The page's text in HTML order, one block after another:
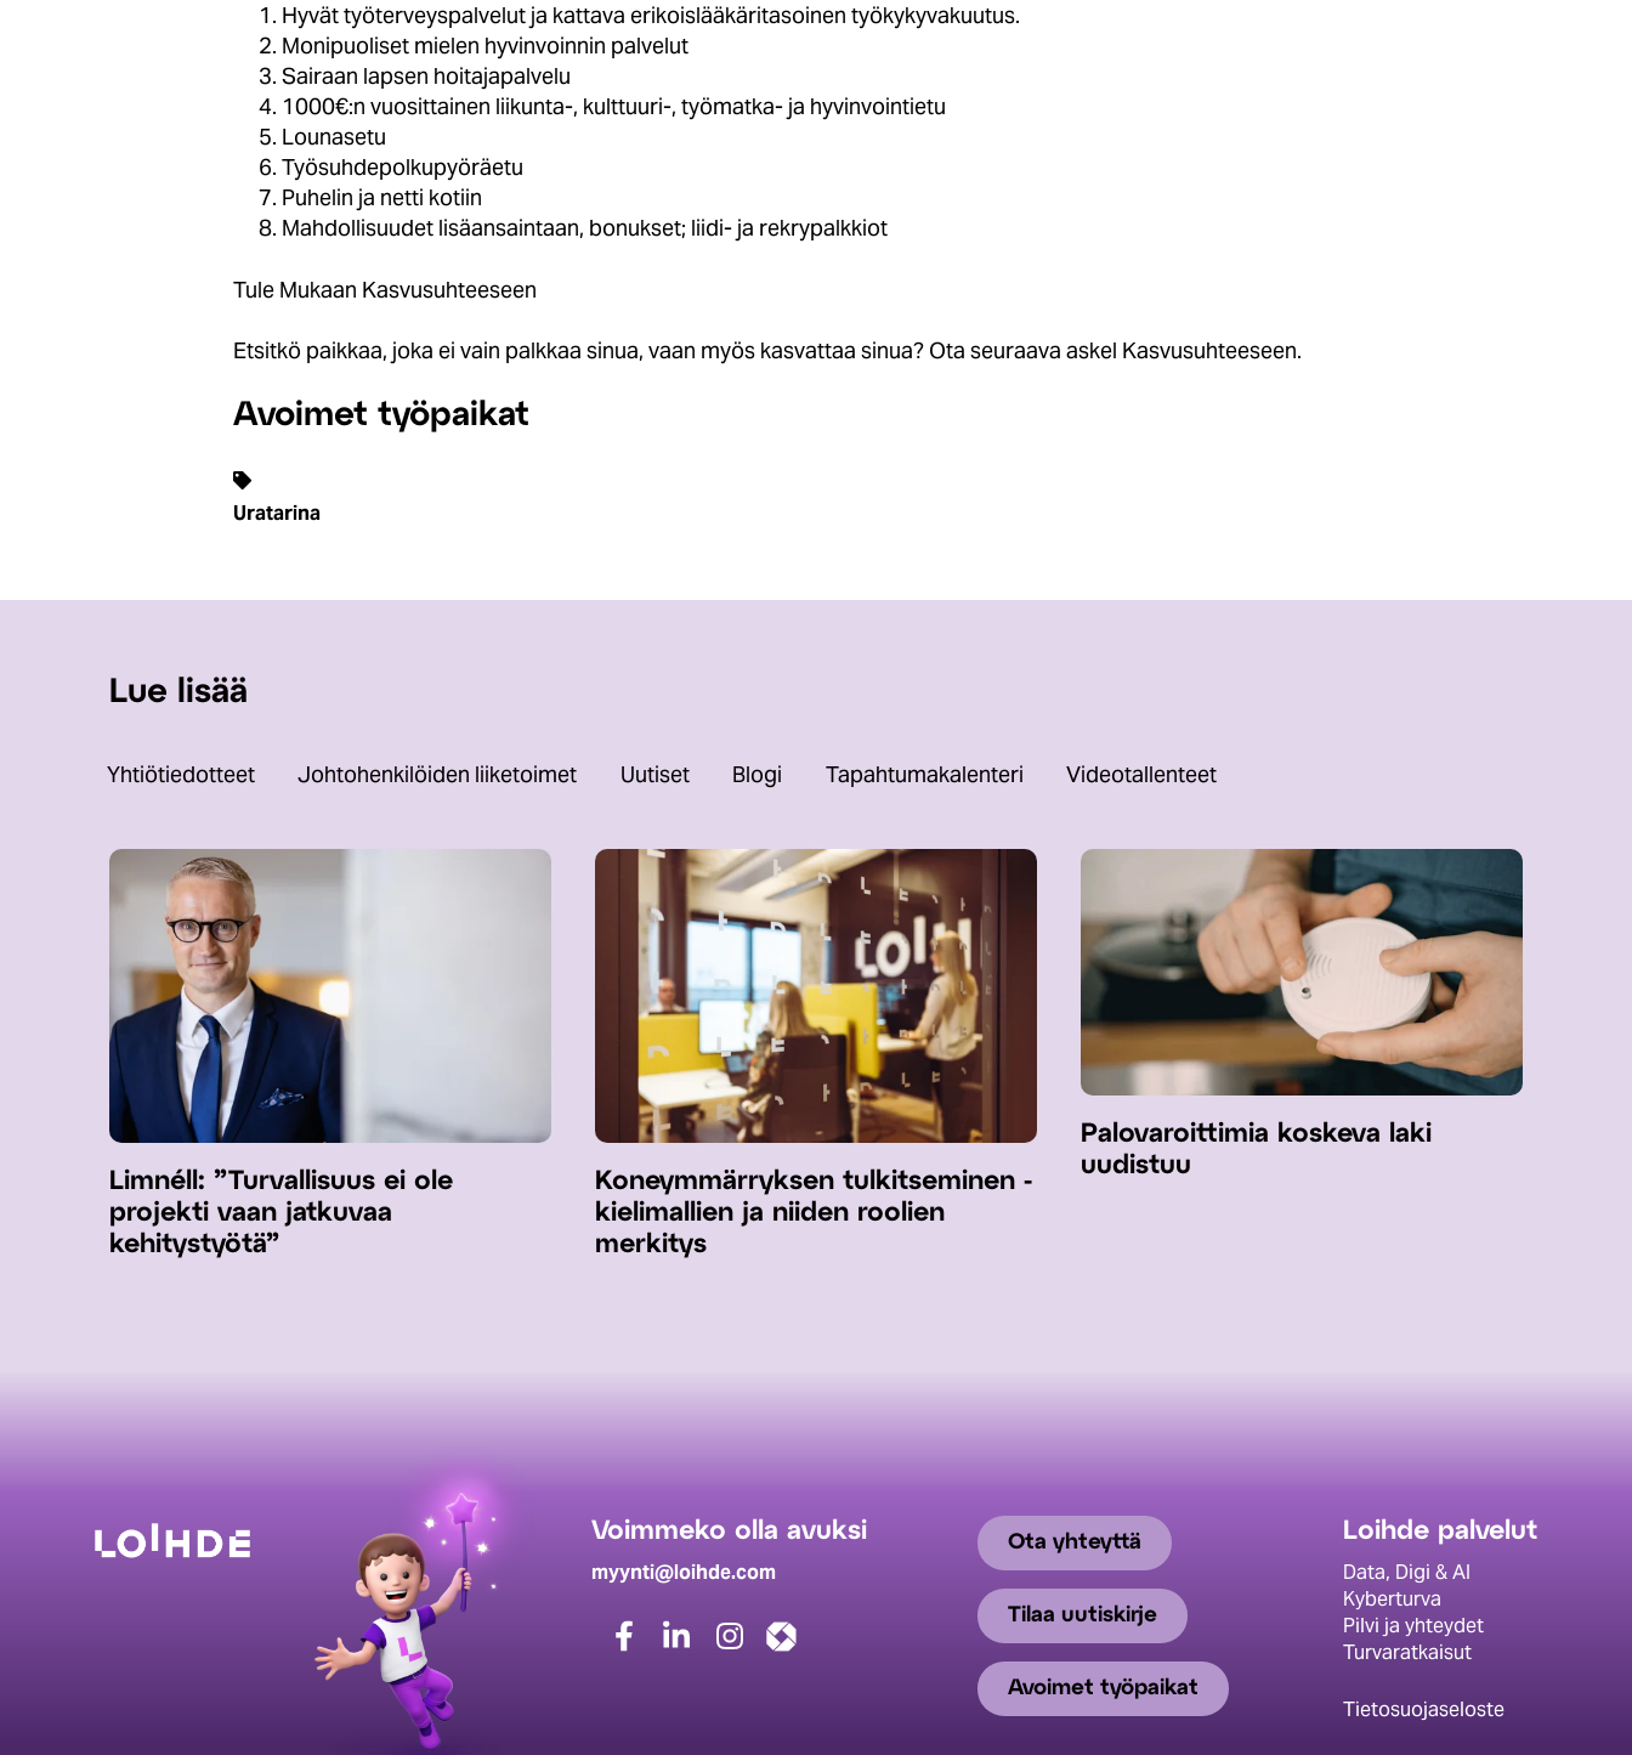
Hyvät työterveyspalvelut ja kattava erikoislääkäritasoinen työkykyvakuutus.
Monipuoliset mielen hyvinvoinnin palvelut
Sairaan lapsen hoitajapalvelu
1000€:n vuosittainen liikunta-, kulttuuri-, työmatka- ja hyvinvointietu
Lounasetu
Työsuhdepolkupyöräetu
Puhelin ja netti kotiin
Mahdollisuudet lisäansaintaan, bonukset; liidi- ja rekrypalkkiot
Tule Mukaan Kasvusuhteeseen
Etsitkö paikkaa, joka ei vain palkkaa sinua, vaan myös kasvattaa sinua? Ota seuraava askel Kasvusuhteeseen.
Avoimet työpaikat
Uratarina
Lue lisää
Yhtiötiedotteet Johtohenkilöiden liiketoimet Uutiset Blogi Tapahtumakalenteri Videotallenteet
Limnéll: ”Turvallisuus ei ole
projekti vaan jatkuvaa
kehitystyötä”
Koneymmärryksen tulkitseminen -
kielimallien ja niiden roolien
merkitys
Palovaroittimia koskeva laki
uudistuu
Voimmeko olla avuksi
myynti@loihde.com
Ota yhteyttä
Tilaa uutiskirje
Avoimet työpaikat
Loihde palvelut
Data, Digi & AI
Kyberturva
Pilvi ja yhteydet
Turvaratkaisut
Tietosuojaseloste